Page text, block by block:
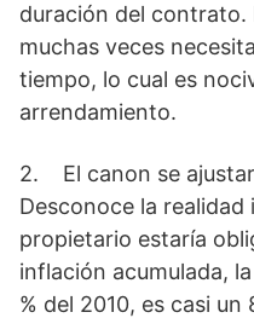
duración del contrato.
muchas veces
tiempo, lo cual es
arrendamiento.
2. El canon se
Desconoce la realidad
propietario estaría
inflación acumulada,
% del 2010, es casi